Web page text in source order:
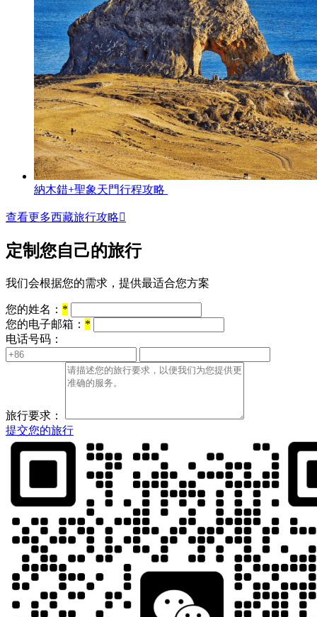
納木錯+聖象天門行程攻略
查看更多西藏旅行攻略
定制您自己的旅行
我们会根据您的需求，提供最适合您方案
您的姓名： *
您的电子邮箱： *
电话号码：
旅行要求：
提交您的旅行